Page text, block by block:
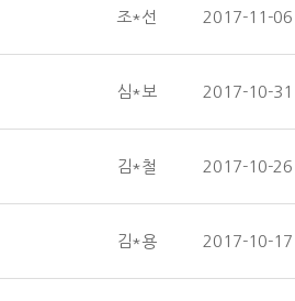
조*선 2017-11-06
심*보 2017-10-31
김*철 2017-10-26
김*용 2017-10-17